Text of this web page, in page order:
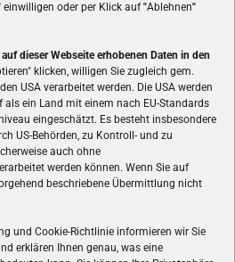
einwilligen oder per Klick auf"Ablehnen"
dieser Webseite erhobenen Daten in den
klicken, willigen Sie zugleich gem.
USA verarbeitet werden. Die USA werden
ein Land mit einem nach EU-Standards
eingeschätzt. Es besteht insbesondere
US-Behörden, zu Kontroll- und zu
auch ohne
werden können. Wenn Sie auf
beschriebene Übermittlung nicht
und Cookie-Richtlinie informieren wir Sie
erklären Ihnen genau, was eine
UNS
Gamers.at ist das älteste Online-
und bringt täglich aktuelle News,
und Konsolenspielen, Gaming-
der Welt des e-Sport's.
UNS